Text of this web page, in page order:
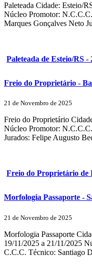
Paleteada Cidade: Esteio/
Núcleo Promotor:
Marques Gonçalves Neto
Paleteada de Esteio/RS -
Freio do Proprietário -
21 de Novembro de 2025
Freio do Proprietário
Núcleo Promotor:
Jurados: Felipe Augusto
Freio do Proprietário de
Morfologia Passaporte -
21 de Novembro de 2025
Morfologia Passaporte
19/11/2025 a 21/11/2025
C.C.C. Técnico: Santiago